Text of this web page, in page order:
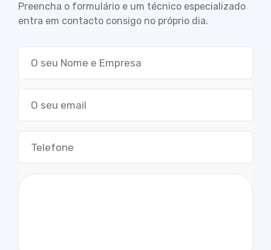
Preencha o formulário e um técnico especializado
entra em contacto consigo no próprio dia.